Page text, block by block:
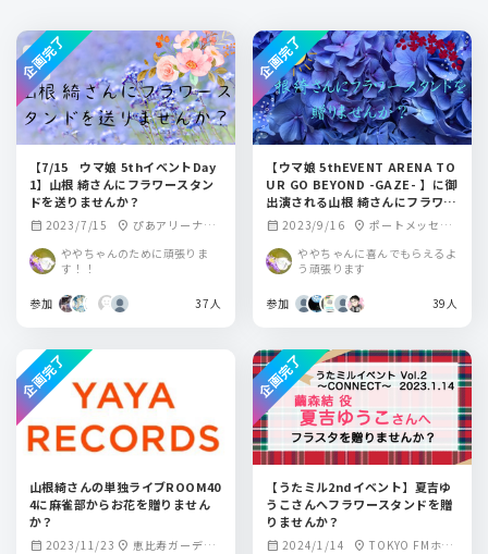
【7/15 ウマ娘 5thイベントDay
1】山根 綺さんにフラワースタン
ドを送りませんか？
calendar_month 2023/7/15 location_on ぴあアリーナM
ややちゃんのために頑張りま
す！！
参加 37人
企画完了
【ウマ娘 5thEVENT ARENA TO
UR GO BEYOND -GAZE- 】に御
出演される山根 綺さんにフラワー
スタンドを贈りませんか？
calendar_month 2023/9/16 location_on ポートメッセな
ややちゃんに喜んでもらえるよ
う頑張ります
参加 39人
企画完了
山根綺さんの単独ライブROOM40
4に麻雀部からお花を贈りません
か？
calendar_month 2023/11/23 location_on 恵比寿ガーデン
企画完了
【うたミル2ndイベント】夏吉ゆ
うこさんへフラワースタンドを贈
りませんか？
calendar_month 2024/1/14 location_on TOKYO FMホー
企画完了